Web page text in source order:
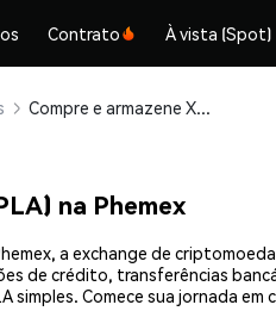
Contrato À vista (Spot)
Compre e armazene Xpla (XPLA) com segurança
na Phemex
a exchange de
de crédito, transferências
simples. Comece sua jornada